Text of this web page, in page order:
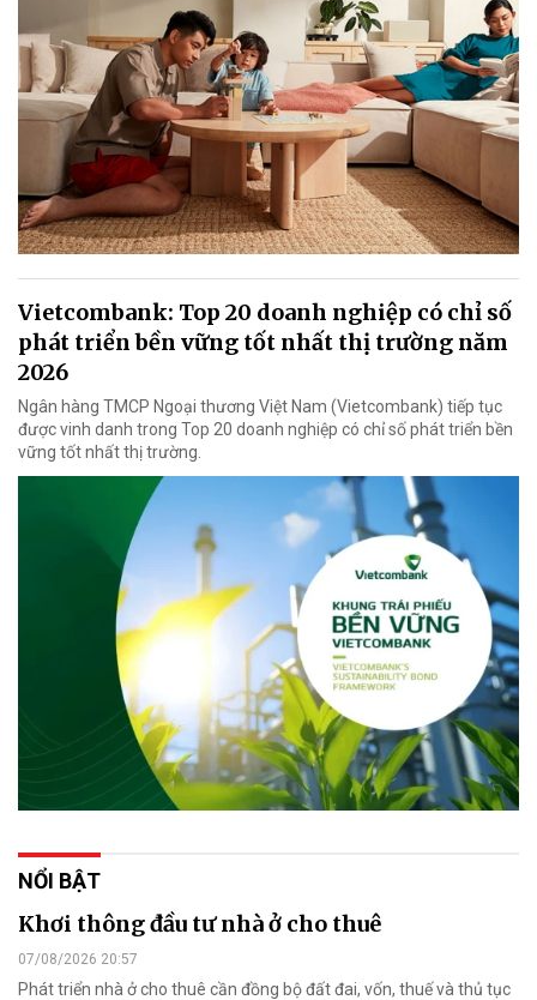
Vietcombank: Top 20 doanh nghiệp có chỉ số
phát triển bền vững tốt nhất thị trường năm
2026
Ngân hàng TMCP Ngoại thương Việt Nam (Vietcombank) tiếp tục
được vinh danh trong Top 20 doanh nghiệp có chỉ số phát triển bền
vững tốt nhất thị trường.
NỔI BẬT
Khơi thông đầu tư nhà ở cho thuê
07/08/2026 20:57
Phát triển nhà ở cho thuê cần đồng bộ đất đai, vốn, thuế và thủ tục